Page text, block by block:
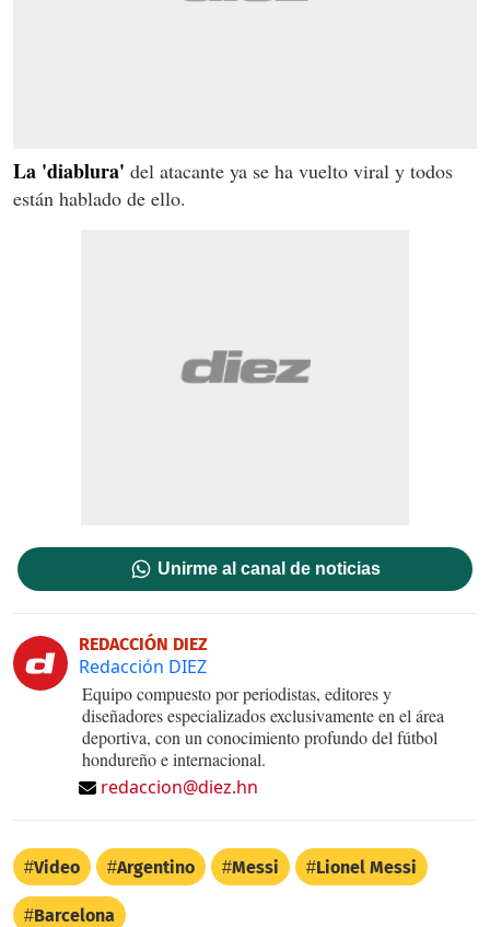
La 'diablura' del atacante ya se ha vuelto viral y todos
están hablado de ello.
Unirme al canal de noticias
REDACCIÓN DIEZ
Redacción DIEZ
Equipo compuesto por periodistas, editores y
diseñadores especializados exclusivamente en el área
deportiva, con un conocimiento profundo del fútbol
hondureño e internacional.
redaccion@diez.hn
Video Argentino Messi Lionel Messi
Barcelona